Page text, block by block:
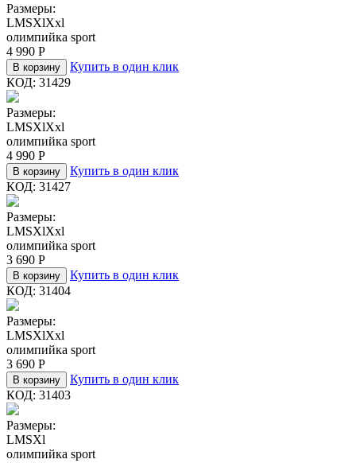
Размеры:
LMSXlXxl
олимпийка sport
4 990 Р
В корзину
Купить в один клик
КОД: 31429
Размеры:
LMSXlXxl
олимпийка sport
4 990 Р
В корзину
Купить в один клик
КОД: 31427
Размеры:
LMSXlXxl
олимпийка sport
3 690 Р
В корзину
Купить в один клик
КОД: 31404
Размеры:
LMSXlXxl
олимпийка sport
3 690 Р
В корзину
Купить в один клик
КОД: 31403
Размеры:
LMSXl
олимпийка sport